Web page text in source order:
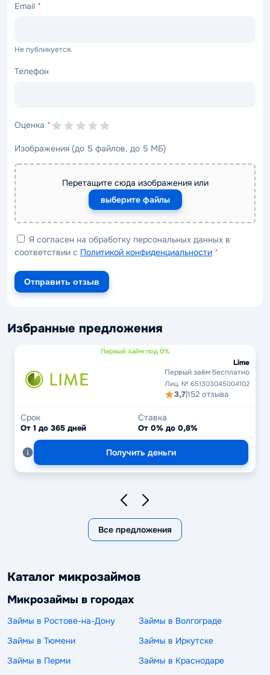
Email *
Не публикуется.
Телефон
Оценка *
Изображения (до 5 файлов, до 5 МБ)
Перетащите сюда изображения или
выберите файлы
Я согласен на обработку персональных данных в
соответствии с Политикой конфиденциальности *
Отправить отзыв
Избранные предложения
Первый займ под 0%
Lime
Первый заём бесплатно
Лиц. № 651303045004102
3,7|152 отзыва
Срок
От 1 до 365 дней
Ставка
От 0% до 0,8%
Получить деньги
Все предложения
Каталог микрозаймов
Микрозаймы в городах
Займы в Ростове-на-Дону
Займы в Волгограде
Займы в Тюмени
Займы в Иркутске
Займы в Перми
Займы в Краснодаре